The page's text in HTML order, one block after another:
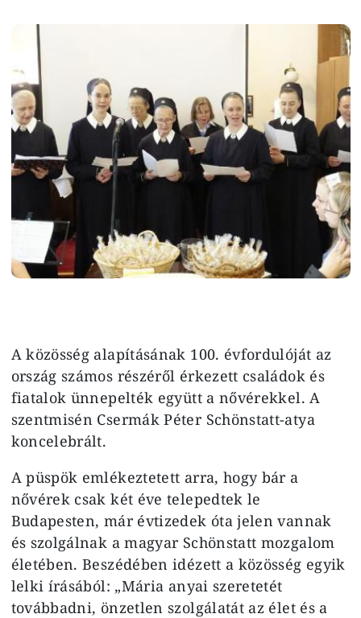
Image
A közösség alapításának 100. évfordulóját az
ország számos részéről érkezett családok és
fiatalok ünnepelték együtt a nővérekkel. A
szentmisén Csermák Péter Schönstatt-atya
koncelebrált.
A püspök emlékeztetett arra, hogy bár a
nővérek csak két éve telepedtek le
Budapesten, már évtizedek óta jelen vannak
és szolgálnak a magyar Schönstatt mozgalom
életében. Beszédében idézett a közösség egyik
lelki írásából: „Mária anyai szeretetét
továbbadni, önzetlen szolgálatát az élet és a